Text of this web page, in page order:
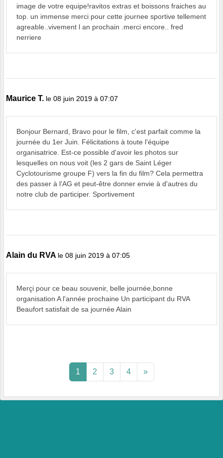
image de votre equipe!ravitos extras et boissons fraiches au
top. un immense merci pour cette journee sportive tellement
agreable..vivement l an prochain .merci encore.. fred
nerriere
Maurice T. le 08 juin 2019 à 07:07
Bonjour Bernard, Bravo pour le film, c'est parfait comme la
journée du 1er Juin. Félicitations à toute l'équipe
organisatrice. Est-ce possible d'avoir les photos sur
lesquelles on nous voit (les 2 gars de Saint Léger
Cyclotourisme groupe F) vers la fin du film? Cela permettra
des passer à l'AG et peut-être donner envie à d'autres du
notre club de participer. Sportivement
Alain du RVA le 08 juin 2019 à 07:05
Merçi pour ce beau souvenir, belle journée,bonne
organisation A l'année prochaine Un participant du RVA
Beaufort satisfait de sa journée Alain
1 2 3 4 »